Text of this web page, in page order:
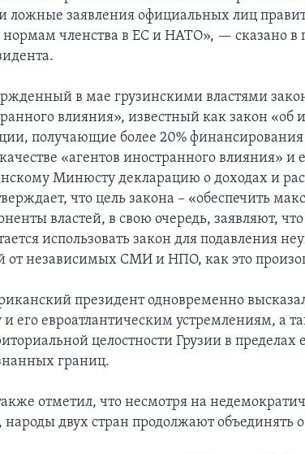
ложные заявления официальных лиц
нормам членства в ЕС и НАТО», — сказано в
в мае грузинскими властями
влияния», известный как закон «об
получающие более 20%
«агентов иностранного влияния» и
Минюсту декларацию о доходах и
что цель закона – «обеспечить
властей, в свою очередь, заявляют,
использовать закон для подавления
от независимых СМИ и НПО, как это
президент одновременно
его евроатлантическим устремлениям, а
целостности Грузии в пределах
границ.
отметил, что несмотря на
народы двух стран продолжают объединять